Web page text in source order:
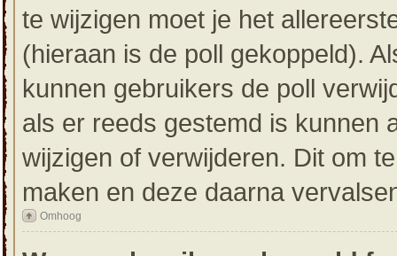
te wijzigen moet je het
(hieraan is de poll gekoppeld).
kunnen gebruikers de poll
als er reeds gestemd is kunnen
wijzigen of verwijderen. Dit om
maken en deze daarna
Omhoog